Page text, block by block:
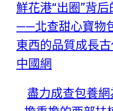
鮮花港“出圈”背
——北查甜心寶物
東西的品質成長古
中國網
盡力成查包養